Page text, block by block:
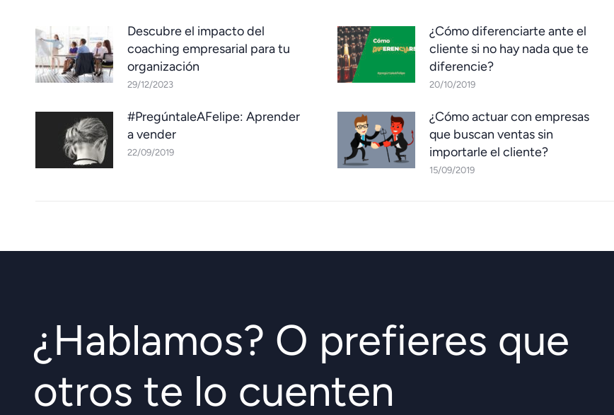
Descubre el impacto del
coaching empresarial para tu
organización
29/12/2023
¿Cómo diferenciarte ante el
cliente si no hay nada que te
diferencie?
20/10/2019
#PregúntaleAFelipe: Aprender
a vender
22/09/2019
¿Cómo actuar con empresas
que buscan ventas sin
importarle el cliente?
15/09/2019
¿Hablamos? O prefieres que
otros te lo cuenten